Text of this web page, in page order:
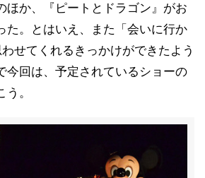
ほか、『ピートとドラゴン』がお
た。とはいえ、また「会いに行か
せてくれるきっかけができたよう
今回は、予定されているショーの
。